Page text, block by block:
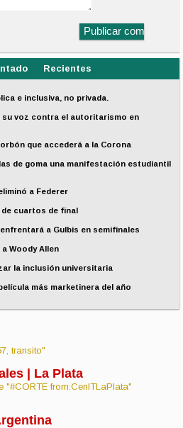
Recientes
e inclusiva, no privada.
su voz contra el autoritarismo en
que accederá a la Corona
de goma una manifestación estudiantil
a Federer
de cuartos de final
a Gulbis en semifinales
Woody Allen
la inclusión universitaria
más marketinera del año
transito"
| La Plata
from:CenITLaPlata"